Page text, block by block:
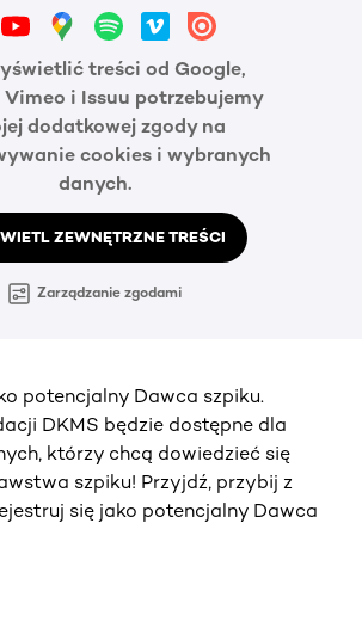
treści od Google,
i Issuu potrzebujemy
dodatkowej zgody na
cookies i wybranych
danych.
ZEWNĘTRZNE TREŚCI
Zarządzanie zgodami
potencjalny Dawca szpiku.
DKMS będzie dostępne dla
którzy chcą dowiedzieć się
szpiku! Przyjdź, przybij z
się jako potencjalny Dawca